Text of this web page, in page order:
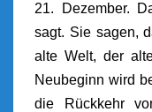
21. Dezember.
sagt. Sie sagen,
alte Welt, der
Neubeginn wird
die Rückkehr